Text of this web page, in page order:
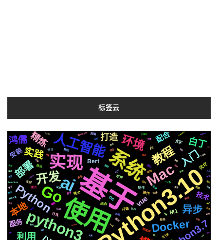
标签云
基于
使用Python3.10
系统
ai
实现
Go
python3
Mac
人工智能
开发
教程
Python
环境
Docker
部署
异步
实践 入门
利用
白丁
鸿儒 精炼
本地
打造 配合
vue 技术
服务
安装
M1
Bert
优化
js
Iris
OS
文字
结合
苹果
模式
开源
操作
制作
一个
并且
任务
面试
api
图片
数据库
复刻
学习
支付
克隆
音色
响应
原生
芯片
前后
检测
基础
2020
微软
国内
后端
Whisper
深度 记录
编程
Selenium
通过
svg
生成
结构
运行
centos
推送
需要
解决方案
格式
字幕
变量
推荐
celery
场景
阻塞
镜像
Apple
各种
存储
统一
CSS3
切换
动画
爬虫
属于
情况
协议
聊天
合成
页面
https
Pytorch MacOs
简历
快速
布局
个性化
识别
集群 机制
社交
数据
绘图
http
发布
分享